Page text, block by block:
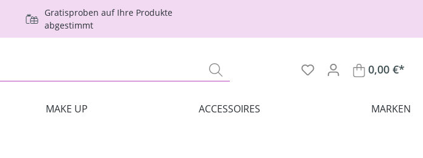
Gratisproben auf Ihre Produkte
abgestimmt
0,00 €*
MAKE UP ACCESSOIRES MARKEN